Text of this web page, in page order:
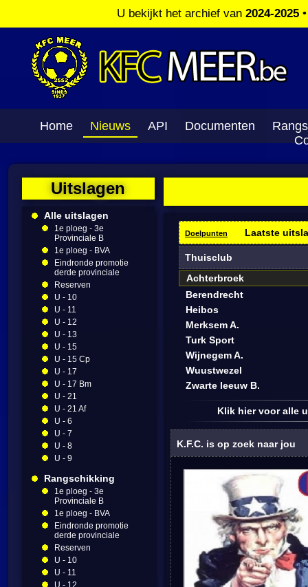
U bekijkt het archief van 2024-2025
Home Nieuws API Documenten
Uitslagen
Alle uitslagen
1e ploeg - 3e
Provinciale B
1e ploeg - BVA
Eindronde promotie
derde provinciale
Reserven
U - 10
U - 11
U - 12
U - 13
U - 15
U - 15 Cp
U - 17
U - 17 Bm
U - 21
U - 21 Af
U - 6
U - 7
U - 8
U - 9
Rangschikking
1e ploeg - 3e
Provinciale B
1e ploeg - BVA
Eindronde promotie
derde provinciale
Reserven
U - 10
U - 11
U - 12
Doelpunten Laatste
Thuisclub
Achterbroek
Berendrecht
Heibos
Merksem A.
Turk Sport
Wijnegem A.
Wuustwezel
Zwarte leeuw B.
Klik hier voor alle
K.F.C. is op zoek naar jou